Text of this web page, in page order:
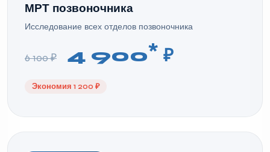
МРТ позвоночника
Исследование всех отделов позвоночника
6 100 ₽ 4 900* ₽
Экономия 1 200 ₽